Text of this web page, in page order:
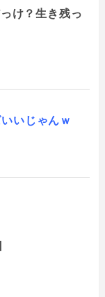
け？生き残っ
いじゃんｗ